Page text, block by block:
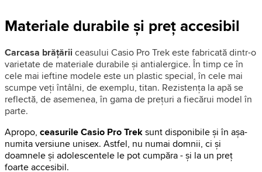
Materiale durabile și preț accesibil
Carcasa brățăriiceasului Casio Pro Trek este fabricată dintr-o
varietate de materiale durabile și antialergice. În timp ce în
cele mai ieftine modele este un plastic special, în cele mai
scumpe veți întâlni, de exemplu, titan. Rezistența la apă se
reflectă, de asemenea, în gama de prețuri a fiecărui model în
parte.
Apropo, ceasurile Casio Pro Treksunt disponibile și în așa-
numita versiune unisex. Astfel, nu numai domnii, ci și
doamnele și adolescentele le pot cumpăra - și la un preț
foarte accesibil.